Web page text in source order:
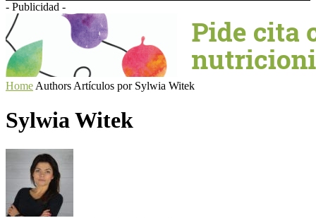
- Publicidad -
Home Authors Artículos por Sylwia Witek
Sylwia Witek